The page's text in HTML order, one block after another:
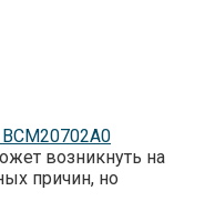
возникнуть на
причин, но